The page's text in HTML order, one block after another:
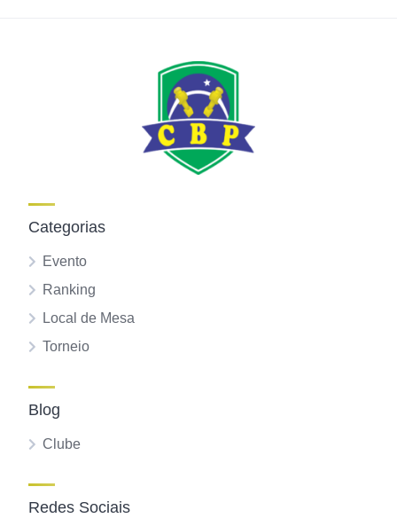
Categorias
Evento
Ranking
Local de Mesa
Torneio
Blog
Clube
Redes Sociais